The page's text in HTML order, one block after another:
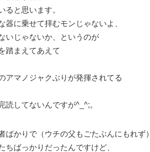
ると思います。
に乗せて拝むモンじゃないよ、
いじゃないか、というのが
踏まえてあえて
アマノジャクぶりが発揮されてる
読してないんですが^_^;。
かりで（ウチの父もごたぶんにもれず）
ばっかりだったんですけど、